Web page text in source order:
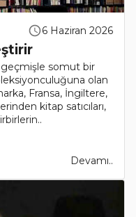
6 Haziran 2026
somut bir
olan
Fransa, İngiltere,
kitap satıcıları,
Devamı..